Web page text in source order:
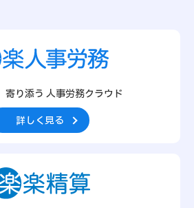
寄り添う 人事労務クラウド
詳しく見る